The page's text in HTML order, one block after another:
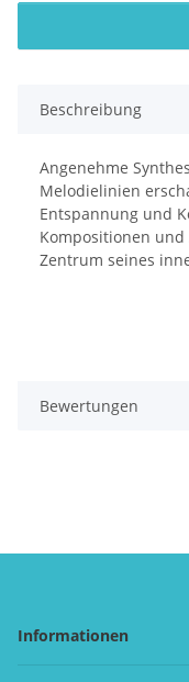
Beschreibung
Angenehme
Melodielinien
Entspannung und
Kompositionen
Zentrum seines
Bewertungen
Informationen